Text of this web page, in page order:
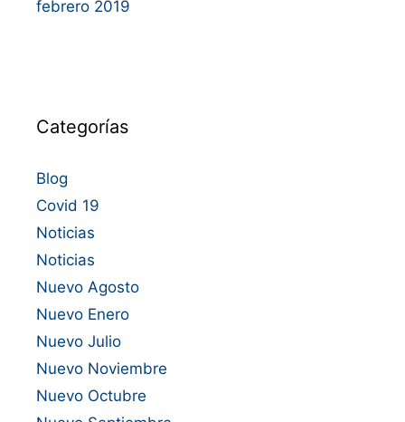
febrero 2019
Categorías
Blog
Covid 19
Noticias
Noticias
Nuevo Agosto
Nuevo Enero
Nuevo Julio
Nuevo Noviembre
Nuevo Octubre